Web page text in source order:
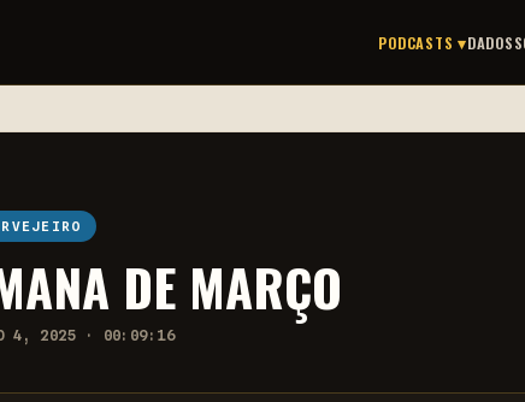
PODCASTS ▾DADOS
DE MARÇO
4, 2025 · 00:09:16